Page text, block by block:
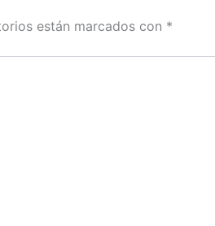
están marcados con *